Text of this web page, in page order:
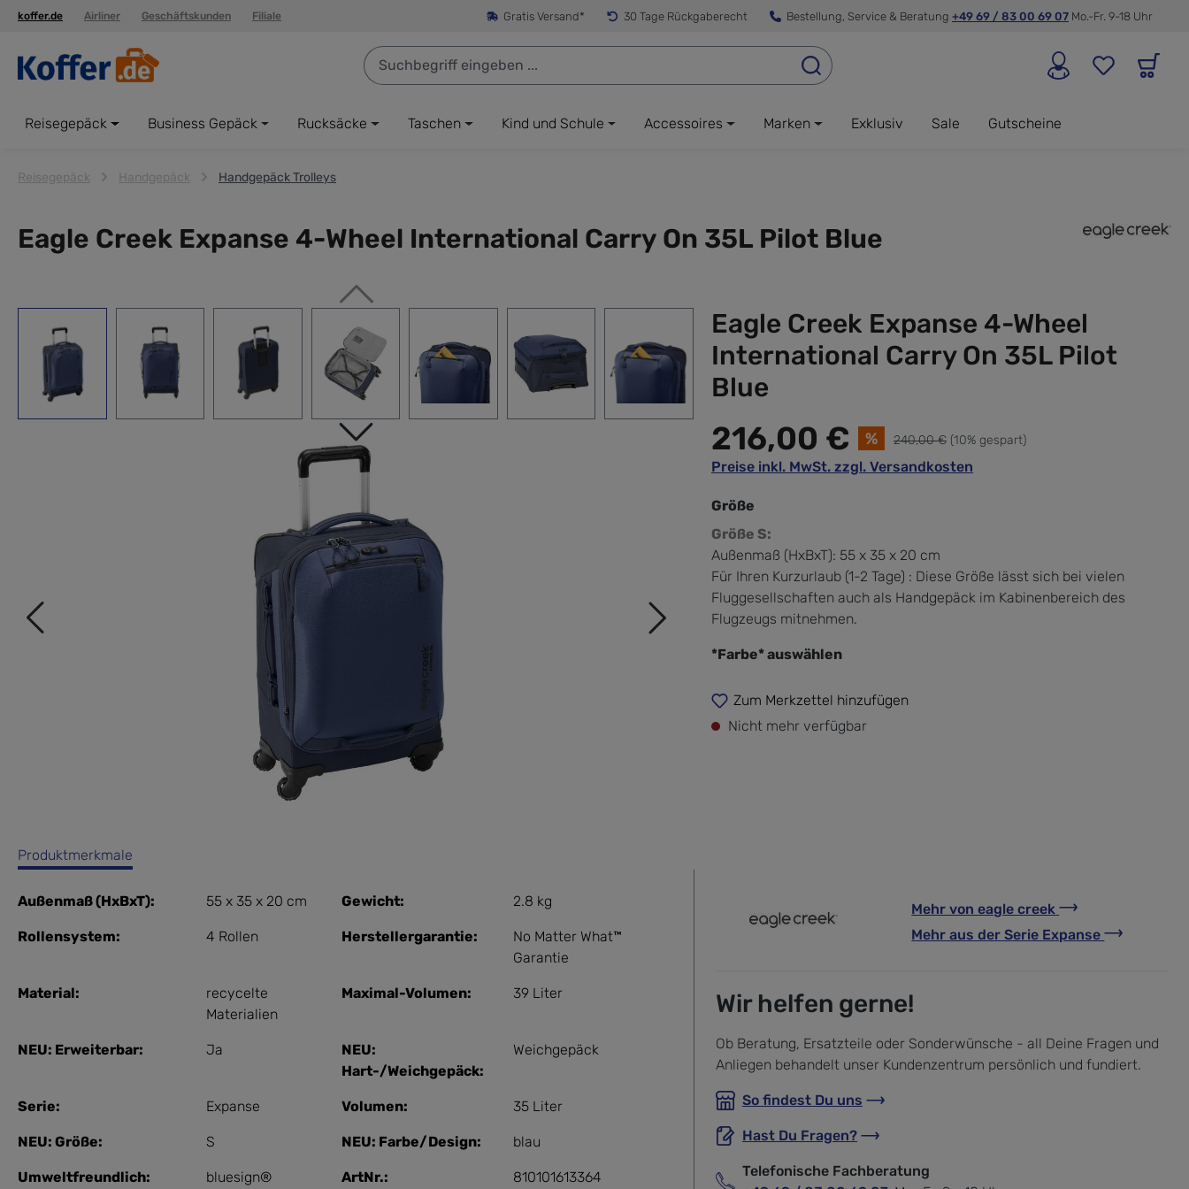
Zur Hauptnavigation springen
koffer.de Airliner Geschäftskunden Filiale Gratis Versand* 30 Tage Rückgaberecht Bestellung, Service & Beratung +49 69 / 83 00 69 07 Mo.-Fr. 9-18 Uhr
Reisegepäck Business Gepäck Rucksäcke Taschen Kind und Schule Accessoires Marken Exklusiv Sale Gutscheine
Reisegepäck Handgepäck Handgepäck Trolleys
Eagle Creek Expanse 4-Wheel International Carry On 35L Pilot Blue
Eagle Creek Expanse 4-Wheel
International Carry On 35L Pilot
Blue
216,00 € % 240,00 € (10% gespart)
Preise inkl. MwSt. zzgl. Versandkosten
Größe
Größe S:
Außenmaß (HxBxT): 55 x 35 x 20 cm
Für Ihren Kurzurlaub (1-2 Tage) : Diese Größe lässt sich bei vielen
Fluggesellschaften auch als Handgepäck im Kabinenbereich des
Flugzeugs mitnehmen.
*Farbe* auswählen
Zum Merkzettel hinzufügen
Nicht mehr verfügbar
Produktmerkmale
Außenmaß (HxBxT): 55 x 35 x 20 cm Gewicht: 2.8 kg
Rollensystem: 4 Rollen Herstellergarantie:
No Matter What™
Garantie
Material:
recycelte
Materialien
Maximal-Volumen: 39 Liter
NEU: Erweiterbar: Ja
NEU:
Hart-/Weichgepäck:
Weichgepäck
Serie: Expanse Volumen: 35 Liter
NEU: Größe: S NEU: Farbe/Design: blau
Umweltfreundlich:
bluesign®
ArtNr.: 810101613364
Mehr voneagle creek
Mehr aus der Serie Expanse
Wir helfen gerne!
Ob Beratung, Ersatzteile oder Sonderwünsche - all Deine Fragen und
Anliegen behandelt unser Kundenzentrum persönlich und fundiert.
So findest Du uns
Hast Du Fragen?
Telefonische Fachberatung